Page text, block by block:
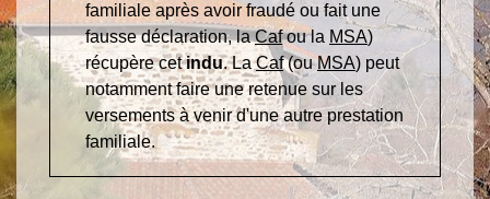
familiale après avoir fraudé ou fait une
fausse déclaration, laCafou la MSA)
récupère cetindu. LaCaf(ouMSA) peut
notamment faire une retenue sur les
versements à venir d'une autre prestation
familiale.